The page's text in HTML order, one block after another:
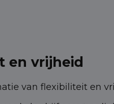
en vrijheid
van flexibiliteit en